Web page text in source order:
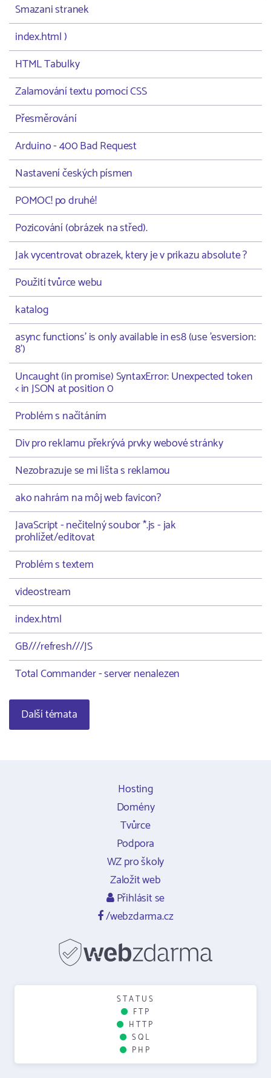
Smazani stranek
index.html )
HTML Tabulky
Zalamování textu pomocí CSS
Přesměrování
Arduino - 400 Bad Request
Nastavení českých písmen
POMOC! po druhé!
Pozicování (obrázek na střed).
Jak vycentrovat obrazek, ktery je v prikazu absolute ?
Použití tvůrce webu
katalog
async functions' is only available in es8 (use 'esversion:
8')
Uncaught (in promise) SyntaxError: Unexpected token
< in JSON at position 0
Problém s načítáním
Div pro reklamu překrývá prvky webové stránky
Nezobrazuje se mi lišta s reklamou
ako nahrám na môj web favicon?
JavaScript - nečitelný soubor *.js - jak
prohlížet/editovat
Problém s textem
videostream
index.html
GB///refresh///JS
Total Commander - server nenalezen
Další témata
Hosting
Domény
Tvůrce
Podpora
WZ pro školy
Založit web
Přihlásit se
/webzdarma.cz
STATUS
FTP
HTTP
SQL
PHP